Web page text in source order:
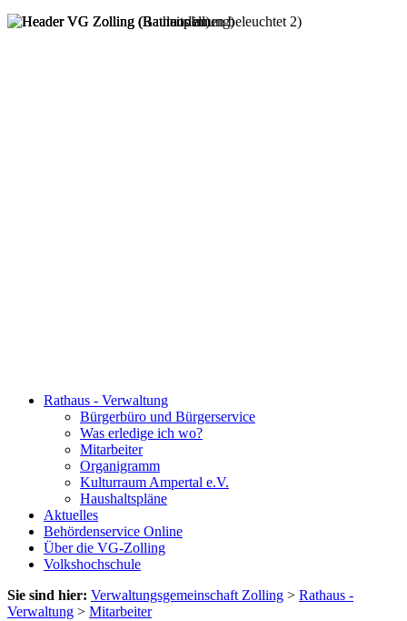
Rathaus - Verwaltung
Bürgerbüro und Bürgerservice
Was erledige ich wo?
Mitarbeiter
Organigramm
Kulturraum Ampertal e.V.
Haushaltspläne
Aktuelles
Behördenservice Online
Über die VG-Zolling
Volkshochschule
Sie sind hier: Verwaltungsgemeinschaft Zolling > Rathaus -
Verwaltung > Mitarbeiter